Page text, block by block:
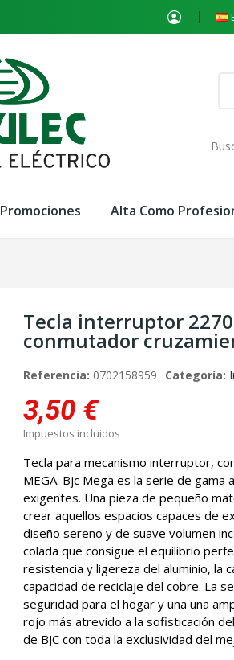
Promociones Alta Como
Tecla interruptor
conmutador
Referencia: 0702158959 Categoría:
3,50 €
Impuestos incluidos
Tecla para mecanismo interruptor,
MEGA. Bjc Mega es la serie de
exigentes. Una pieza de pequeño
crear aquellos espacios capaces de
diseño sereno y de suave volumen
colada que consigue el equilibrio
resistencia y ligereza del aluminio, la
capacidad de reciclaje del cobre. La
seguridad para el hogar y una una
rojo más atrevido a la sofisticación
de BJC con toda la exclusividad del